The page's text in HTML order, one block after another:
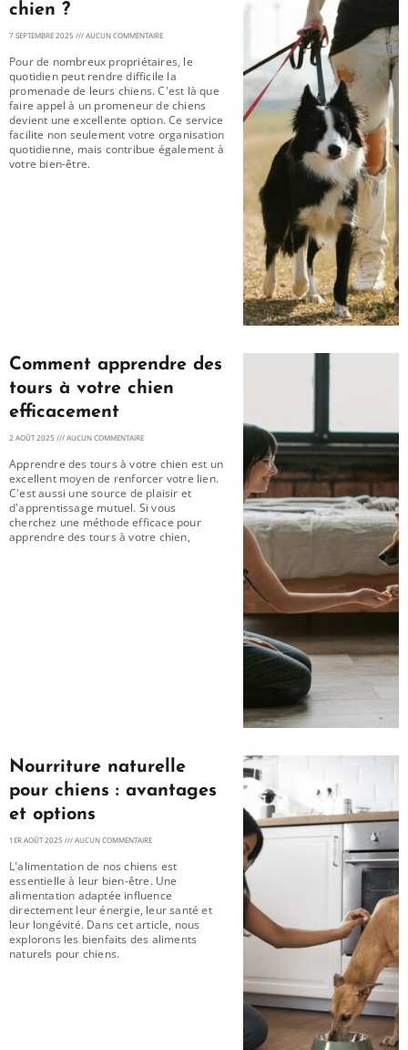
chien ?
7 SEPTEMBRE 2025 AUCUN COMMENTAIRE
Pour de nombreux propriétaires, le
quotidien peut rendre difficile la
promenade de leurs chiens. C'est là que
faire appel à un promeneur de chiens
devient une excellente option. Ce service
facilite non seulement votre organisation
quotidienne, mais contribue également à
votre bien-être.
Comment apprendre des
tours à votre chien
efficacement
2 AOÛT 2025 AUCUN COMMENTAIRE
Apprendre des tours à votre chien est un
excellent moyen de renforcer votre lien.
C'est aussi une source de plaisir et
d'apprentissage mutuel. Si vous
cherchez une méthode efficace pour
apprendre des tours à votre chien,
Nourriture naturelle
pour chiens : avantages
et options
1ER AOÛT 2025 AUCUN COMMENTAIRE
L'alimentation de nos chiens est
essentielle à leur bien-être. Une
alimentation adaptée influence
directement leur énergie, leur santé et
leur longévité. Dans cet article, nous
explorons les bienfaits des aliments
naturels pour chiens.